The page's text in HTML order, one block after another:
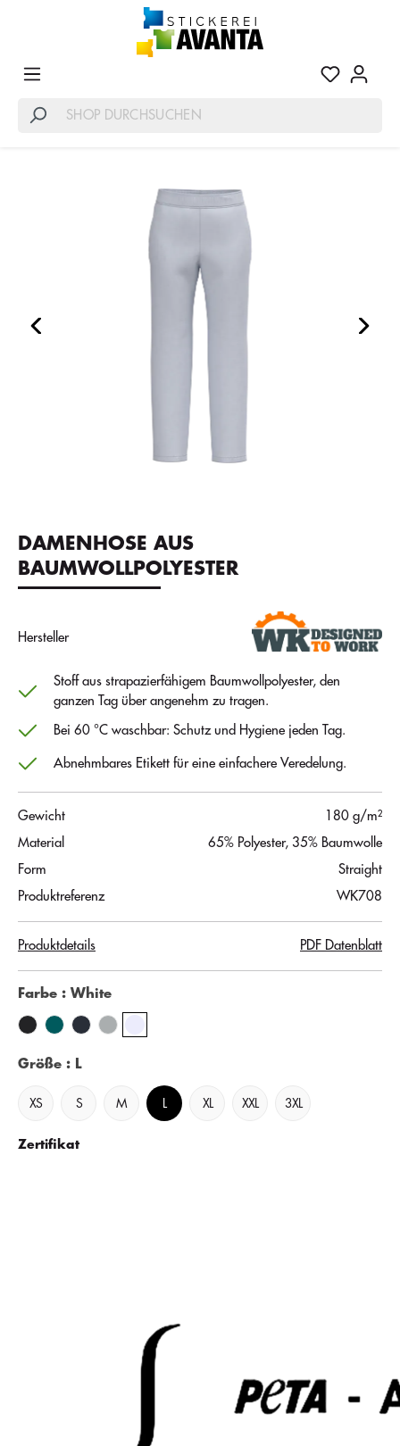
DAMENHOSE AUS
BAUMWOLLPOLYESTER
Hersteller
Stoff aus strapazierfähigem Baumwollpolyester, den
ganzen Tag über angenehm zu tragen.
Bei 60 °C waschbar: Schutz und Hygiene jeden Tag.
Abnehmbares Etikett für eine einfachere Veredelung.
Gewicht
180 g/m²
Material
65% Polyester, 35% Baumwolle
Form
Straight
Produktreferenz
WK708
Produktdetails PDF Datenblatt
Farbe : White
Größe : L
XS S M XL XXL 3XL
Zertifikat